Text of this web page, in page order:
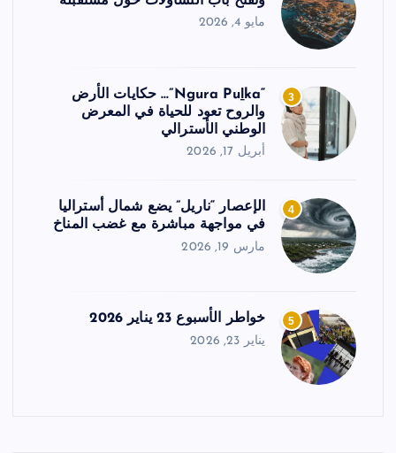
مايو 4, 2026
3
“Ngura Puḻka”… حكايات الأرض
والروح تعود للحياة في المعرض
الوطني الأسترالي
أبريل 17, 2026
4
الإعصار “ناريل” يضع شمال أستراليا
في مواجهة مباشرة مع غضب المناخ
مارس 19, 2026
5 خواطر الأسبوع 23 يناير 2026
يناير 23, 2026